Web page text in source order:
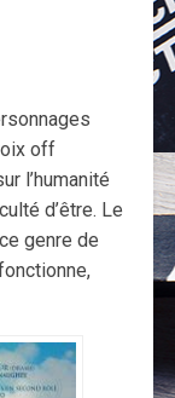
off
l’humanité
d’être. Le
genre de